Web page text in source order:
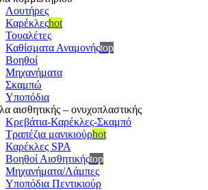
Λουτήρες
Καρέκλεςhot
Τουαλέτες
Καθίσματα Αναμονήςtop
Βοηθοί
Μηχανήματα
Σκαμπώ
Υποπόδια
αισθητικής – ονυχοπλαστικής
Κρεβάτια-Καρέκλες-Σκαμπό
Τραπέζια μανικιούρhot
Καρέκλες SPA
Βοηθοί Αισθητικήςtop
Μηχανήματα/Λάμπες
Υποπόδια Πεντικιούρ